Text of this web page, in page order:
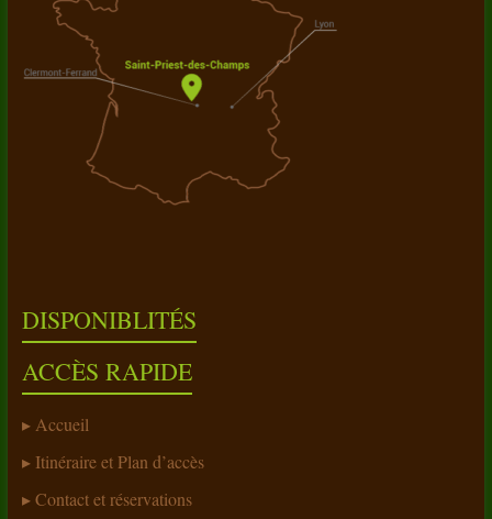
DISPONIBLITÉS
ACCÈS RAPIDE
Accueil
Itinéraire et Plan d’accès
Contact et réservations